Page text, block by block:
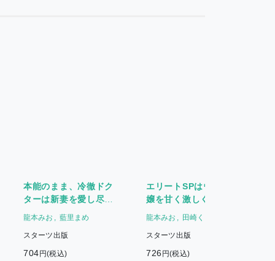
本能のまま、冷徹ドク
ターは新妻を愛し尽く
す
龍本みお 藍里まめ
スターツ出版
704 円(税込)
エリートSPはウブな令
嬢を甘く激しく奪いた
い～すべてをかけて君
龍本みお 田崎くるみ
スターツ出版
726 円(税込)